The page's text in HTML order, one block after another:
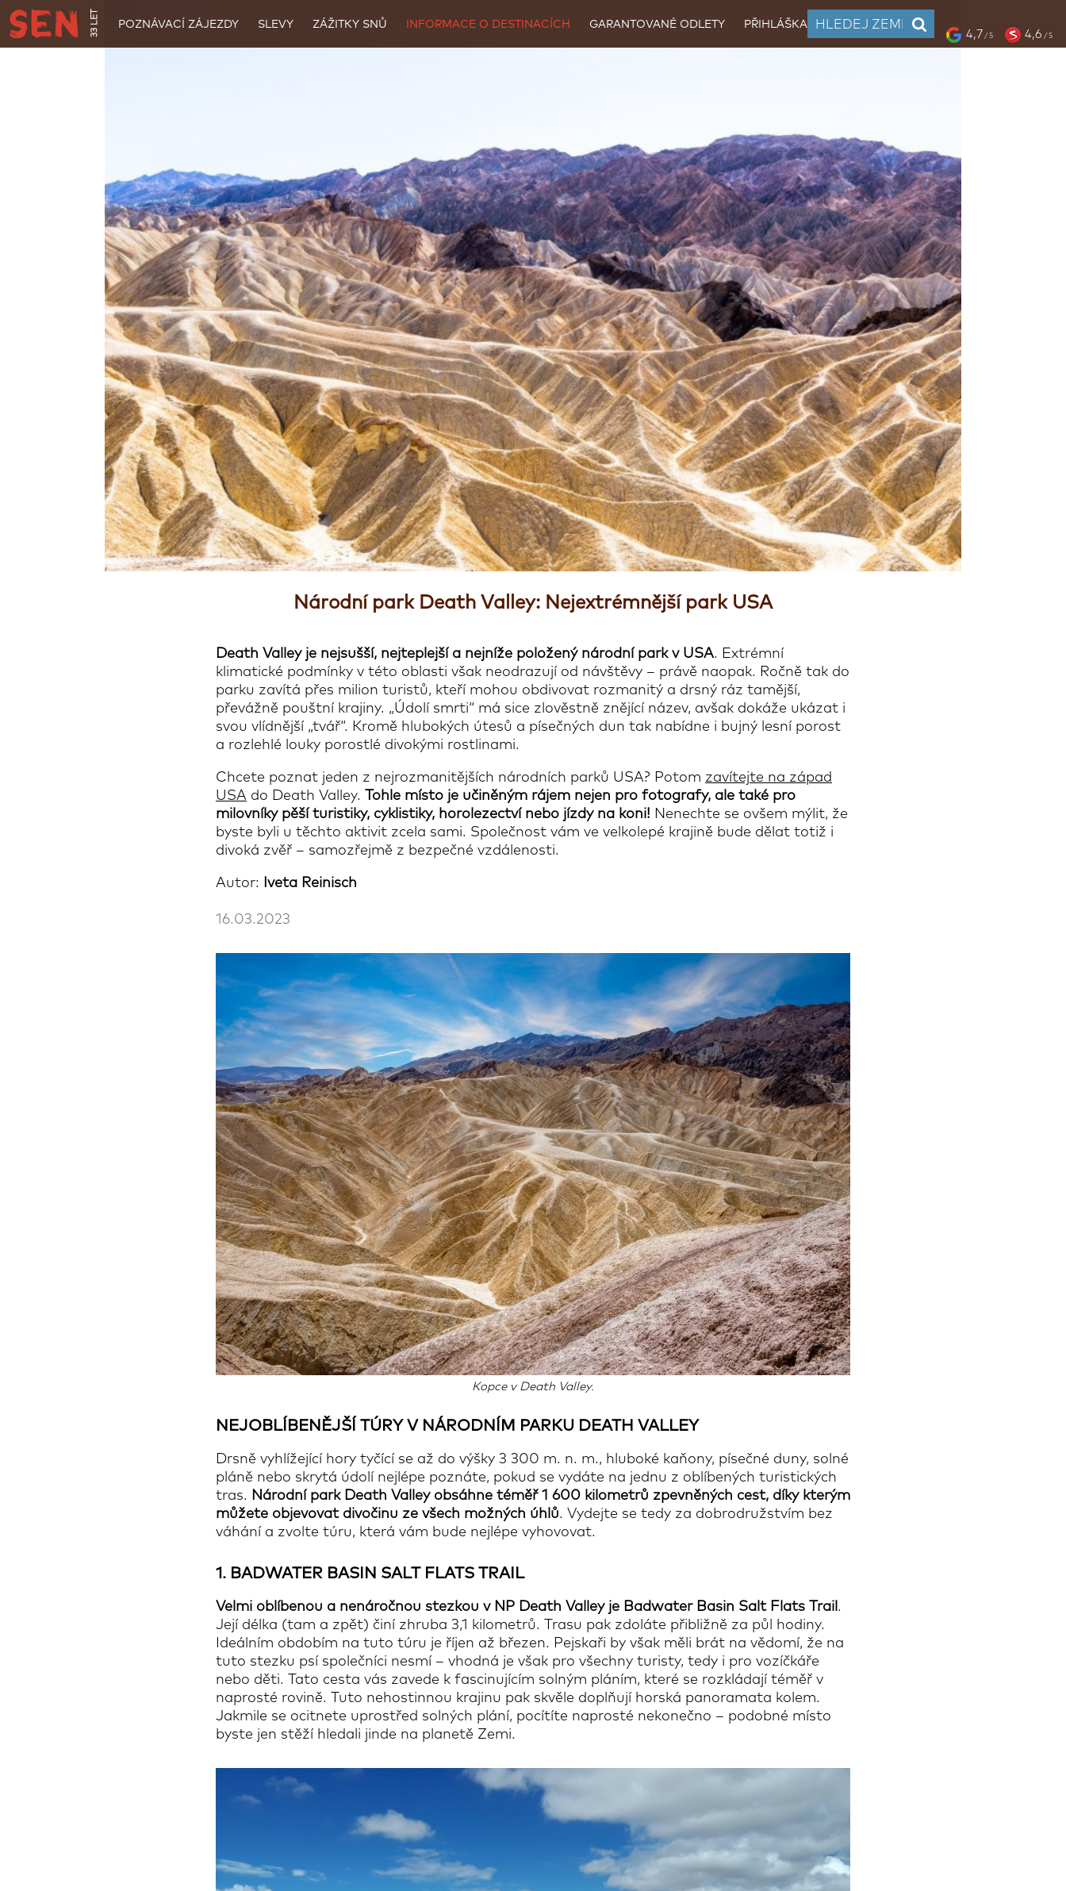
33 LET POZNÁVACÍ ZÁJEZDY SLEVY ZÁŽITKY SNŮ INFORMACE O DESTINACÍCH GARANTOVANÉ ODLETY PŘIHLÁŠKA
4,7 / 5 4,6 / 5
Národní park Death Valley: Nejextrémnější park USA
Death Valley je nejsušší, nejteplejší a nejníže položený národní park v USA. Extrémní
klimatické podmínky v této oblasti však neodrazují od návštěvy – právě naopak. Ročně tak do
parku zavítá přes milion turistů, kteří mohou obdivovat rozmanitý a drsný ráz tamější,
převážně pouštní krajiny. „Údolí smrti“ má sice zlověstně znějící název, avšak dokáže ukázat i
svou vlídnější „tvář“. Kromě hlubokých útesů a písečných dun tak nabídne i bujný lesní porost
a rozlehlé louky porostlé divokými rostlinami.
Chcete poznat jeden z nejrozmanitějších národních parků USA? Potom zavítejte na západ
USA do Death Valley.
Tohle místo je učiněným rájem nejen pro fotografy, ale také pro
milovníky pěší turistiky, cyklistiky, horolezectví nebo jízdy na koni! Nenechte se ovšem mýlit, že
byste byli u těchto aktivit zcela sami. Společnost vám ve velkolepé krajině bude dělat totiž i
divoká zvěř – samozřejmě z bezpečné vzdálenosti.
Autor: Iveta Reinisch
16.03.2023
Kopce v Death Valley.
NEJOBLÍBENĚJŠÍ TÚRY V NÁRODNÍM PARKU DEATH VALLEY
Drsně vyhlížející hory tyčící se až do výšky 3 300 m. n. m., hluboké kaňony, písečné duny, solné
pláně nebo skrytá údolí nejlépe poznáte, pokud se vydáte na jednu z oblíbených turistických
tras. Národní park Death Valley obsáhne téměř 1 600 kilometrů zpevněných cest, díky kterým
můžete objevovat divočinu ze všech možných úhlů. Vydejte se tedy za dobrodružstvím bez
váhání a zvolte túru, která vám bude nejlépe vyhovovat.
1. BADWATER BASIN SALT FLATS TRAIL
Velmi oblíbenou a nenáročnou stezkou v NP Death Valley je Badwater Basin Salt Flats Trail .
Její délka (tam a zpět) činí zhruba 3,1 kilometrů. Trasu pak zdoláte přibližně za půl hodiny.
Ideálním obdobím na tuto túru je říjen až březen. Pejskaři by však měli brát na vědomí, že na
tuto stezku psí společníci nesmí – vhodná je však pro všechny turisty, tedy i pro vozíčkáře
nebo děti. Tato cesta vás zavede k fascinujícím solným pláním, které se rozkládají téměř v
naprosté rovině. Tuto nehostinnou krajinu pak skvěle doplňují horská panoramata kolem.
Jakmile se ocitnete uprostřed solných plání, pocítíte naprosté nekonečno – podobné místo
byste jen stěží hledali jinde na planetě Zemi.